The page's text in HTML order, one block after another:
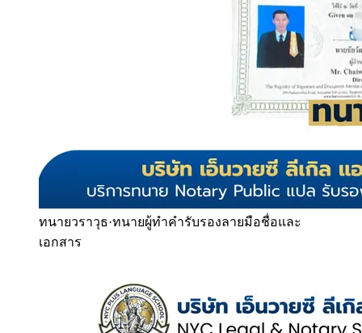
ทนายวราวุธ·ทนายผู้ทำคำรับรองลายมือชื่อและ
เอกสาร